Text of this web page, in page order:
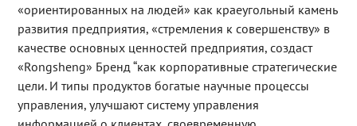
«ориентированных на людей» как краеугольный камень
развития предприятия, «стремления к совершенству» в
качестве основных ценностей предприятия, создаст
«Rongsheng» Бренд “как корпоративные стратегические
цели. И типы продуктов богатые научные процессы
управления, улучшают систему управления